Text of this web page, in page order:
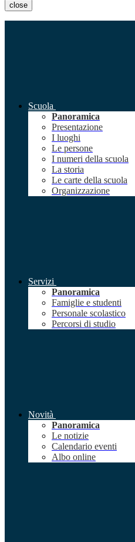
close
Scuola
Panoramica
Presentazione
I luoghi
Le persone
I numeri della scuola
La storia
Le carte della scuola
Organizzazione
Servizi
Panoramica
Famiglie e studenti
Personale scolastico
Percorsi di studio
Novità
Panoramica
Le notizie
Calendario eventi
Albo online